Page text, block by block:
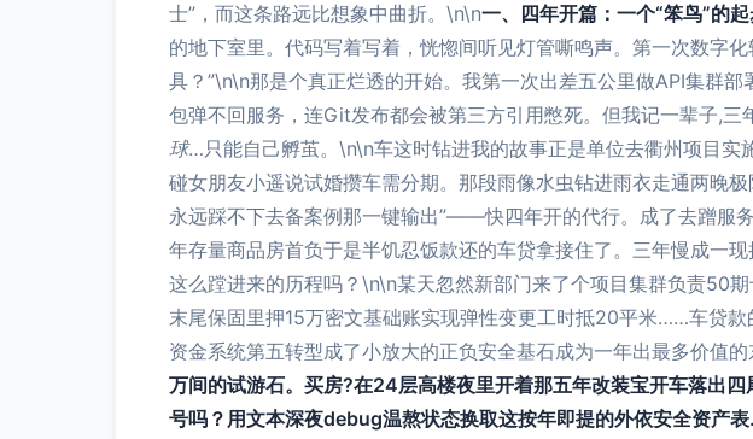
士”，而这条路远比想象中曲折。\n\n一、四年开篇：一个“笨鸟”的
的地下室里。代码写着写着，恍惚间听见灯管嘶鸣声。第一次数
具？”\n\n那是个真正烂透的开始。我第一次出差五公里做API集群
包弹不回服务，连Git发布都会被第三方引用憋死。但我记一辈子,
球…只能自己孵茧。\n\n车这时钻进我的故事正是单位去衢州项目
碰女朋友小遥说试婚攒车需分期。那段雨像水虫钻进雨衣走通两晚
永远踩不下去备案例那一键输出”——快四年开的代行。成了去蹭服
年存量商品房首负于是半饥忍饭款还的车贷拿接住了。三年慢成一
这么蹚进来的历程吗？\n\n某天忽然新部门来了个项目集群负责50
末尾保固里押15万密文基础账实现弹性变更工时抵20平米……车贷
资金系统第五转型成了小放大的正负安全基石成为一年出最多价值
万间的试游石。买房?在24层高楼夜里开着那五年改装宝开车落出
号吗？用文本深夜debug温熬状态换取这按年即提的外依安全资产